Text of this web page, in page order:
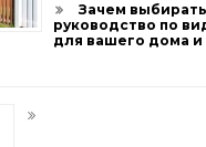
Зачем
руководство по
для вашего дома и